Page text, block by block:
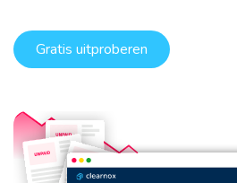
Gratis uitproberen